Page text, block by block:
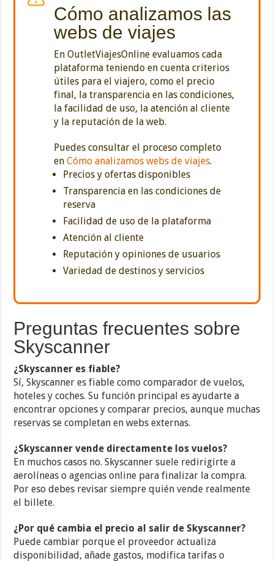
Cómo analizamos las
webs de viajes
En OutletViajesOnline evaluamos cada
plataforma teniendo en cuenta criterios
útiles para el viajero, como el precio
final, la transparencia en las condiciones,
la facilidad de uso, la atención al cliente
y la reputación de la web.
Puedes consultar el proceso completo
enCómo analizamos webs de viajes.
Precios y ofertas disponibles
Transparencia en las condiciones de
reserva
Facilidad de uso de la plataforma
Atención al cliente
Reputación y opiniones de usuarios
Variedad de destinos y servicios
Preguntas frecuentes sobre
Skyscanner
¿Skyscanner es fiable?
Sí, Skyscanner es fiable como comparador de vuelos,
hoteles y coches. Su función principal es ayudarte a
encontrar opciones y comparar precios, aunque muchas
reservas se completan en webs externas.
¿Skyscanner vende directamente los vuelos?
En muchos casos no. Skyscanner suele redirigirte a
aerolíneas o agencias online para finalizar la compra.
Por eso debes revisar siempre quién vende realmente
el billete.
¿Por qué cambia el precio al salir de Skyscanner?
Puede cambiar porque el proveedor actualiza
disponibilidad, añade gastos, modifica tarifas o